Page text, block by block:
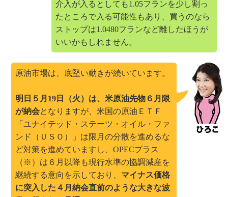
介入が入るとしても1.05フランを少し割っ
たところで入る可能性もあり、買うのなら
ストップは1.0480フランなど離したほうが
いいかもしれません。
原油市場は、底堅い動きが続いています。
明日５月19日（火）は、米原油先物６月限
が納会となりますが、米国の原油ＥＴＦ
「ユナイテッド・ステーツ・オイル・ファ
ンド（ＵＳＯ）」は限月の分散を進めるな
ど対策を進めていますし、OPECプラス
（※）は６月以降も現行水準の協調減産を
継続する意向を示しており、 マイナス価格
に突入した４月納会直前のような大きな波